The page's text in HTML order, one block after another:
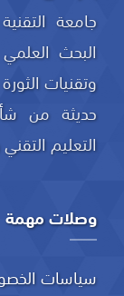
جامعة
البحث
وتقنيات
حديثة من
التعليم
وصلات مهمة
سياسات